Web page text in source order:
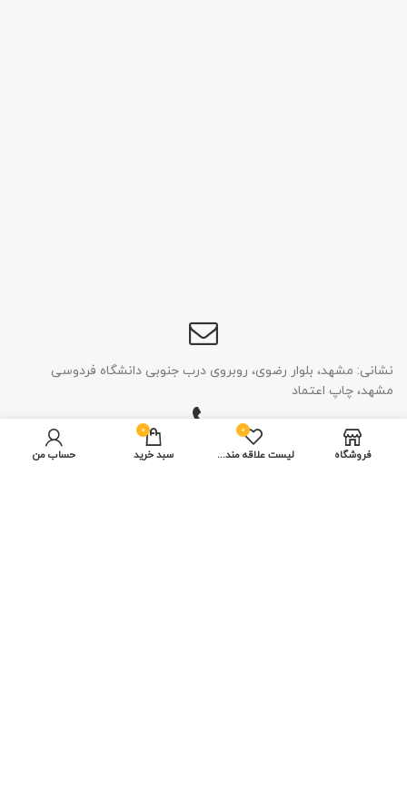
نشانی: مشهد، بلوار رضوی، روبروی درب جنوبی دانشگاه فردوسی
مشهد، چاپ اعتماد
تلفن امور مالی و ثبت سفارش: 09393191226
فروشگاه
0
لیست علاقه مندی ها
0
سبد خرید حساب من